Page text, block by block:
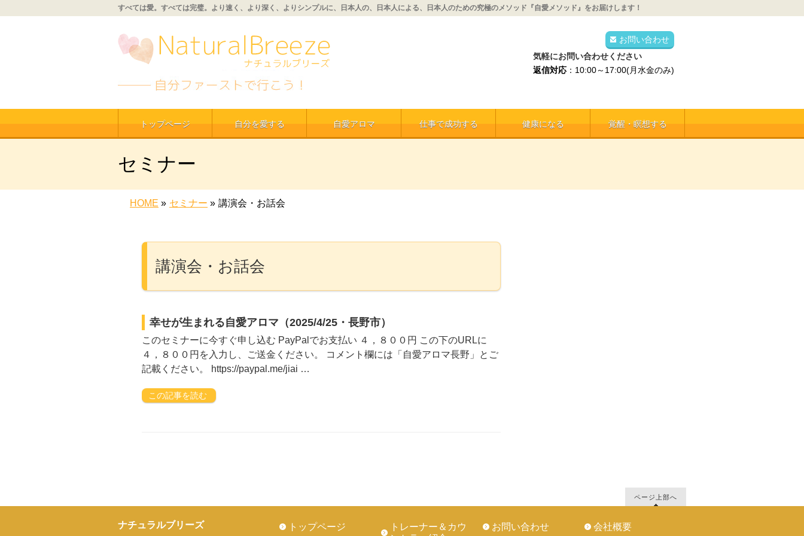
すべては愛。すべては完璧。より速く、より深く、よりシンプルに、日本人の、日本人による、日本人のための究極のメソッド『自愛メソッド』をお届けします！
お問い合わせ
気軽にお問い合わせください
返信対応 ：10:00～17:00(月水金のみ)
トップページ 自分を愛する 自愛アロマ 仕事で成功する 健康になる 覚醒・瞑想する
セミナー
HOME » セミナー » 講演会・お話会
講演会・お話会
幸せが生まれる自愛アロマ（2025/4/25・長野市）
このセミナーに今すぐ申し込む PayPalでお支払い ４，８００円 この下のURLに
４，８００円を入力し、ご送金ください。 コメント欄には「自愛アロマ長野」とご
記載ください。 https://paypal.me/jiai …
この記事を読む
ページ上部へ
ナチュラルブリーズ トップページ
トレーナー＆カウ
お問い合わせ 会社概要